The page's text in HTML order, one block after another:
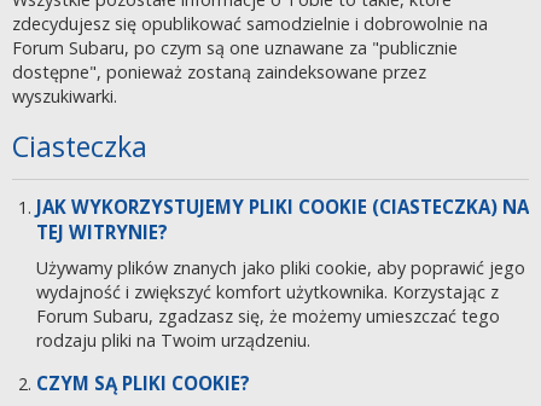
zdecydujesz się opublikować samodzielnie i dobrowolnie na
Forum Subaru, po czym są one uznawane za "publicznie
dostępne", ponieważ zostaną zaindeksowane przez
wyszukiwarki.
Ciasteczka
JAK WYKORZYSTUJEMY PLIKI COOKIE (CIASTECZKA) NA
TEJ WITRYNIE?
Używamy plików znanych jako pliki cookie, aby poprawić jego
wydajność i zwiększyć komfort użytkownika. Korzystając z
Forum Subaru, zgadzasz się, że możemy umieszczać tego
rodzaju pliki na Twoim urządzeniu.
CZYM SĄ PLIKI COOKIE?